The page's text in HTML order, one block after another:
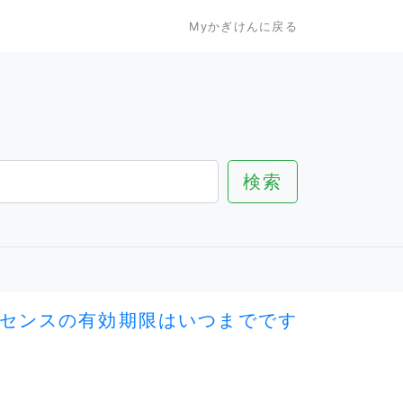
Myかぎけんに戻る
ンスの有効期限はいつまでです